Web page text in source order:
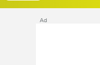
Ad